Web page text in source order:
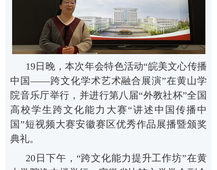
19日晚，本次年会特色活动“皖美文心传播
中国——跨文化学术艺术融合展演”在黄山学
院音乐厅举行 ，并进行第八届“外教社杯”全国
高校学生跨文化能力大赛“讲述中国 传播中
国”短视频大赛安徽赛区优秀作品展播暨颁奖
典礼。
20 日下午， “跨文化能力提升工作坊”在黄